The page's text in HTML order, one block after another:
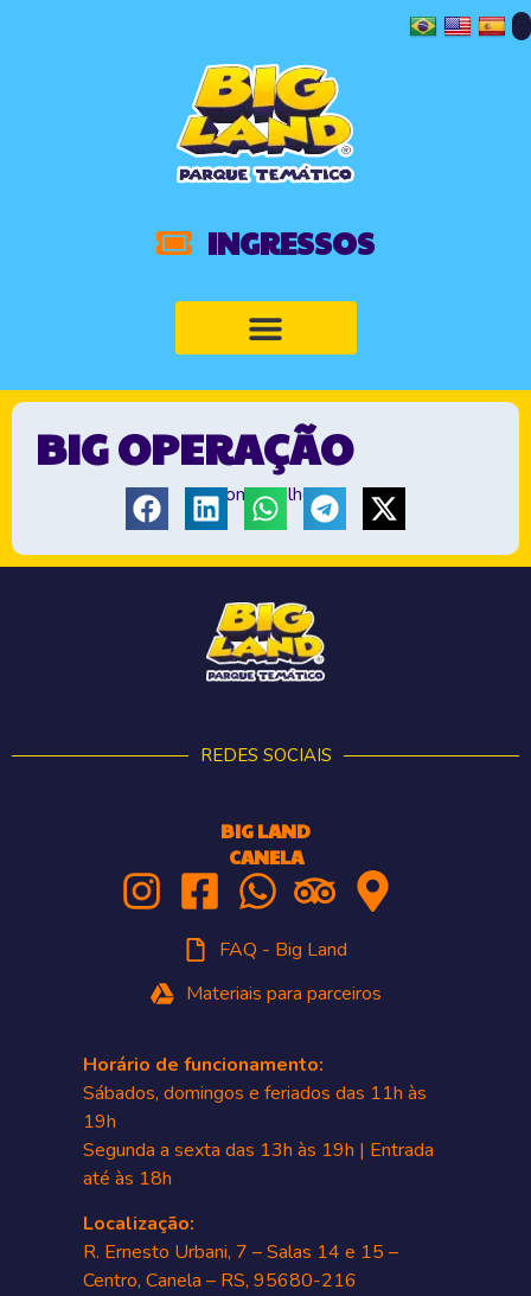
INGRESSOS
BIG OPERAÇÃO
Compartilhe:
REDES SOCIAIS
BIG LAND
CANELA
FAQ - Big Land
Materiais para parceiros
Horário de funcionamento:
Sábados, domingos e feriados das 11h às
19h
Segunda a sexta das 13h às 19h | Entrada
até às 18h
Localização:
R. Ernesto Urbani, 7 – Salas 14 e 15 –
Centro, Canela – RS, 95680-216